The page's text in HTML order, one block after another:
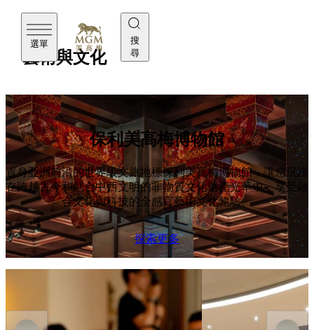
選單
搜
尋
美高梅
藝術與文化
保利美高梅博物館
置身亞洲前沿的世界級文旅地標保利美高梅博物館，讓您沉浸
在跨越古今和結合中西文明的非物質文化遺產光華中，享受融
合文化與科技的全感官藝術文化體驗。
探索更多